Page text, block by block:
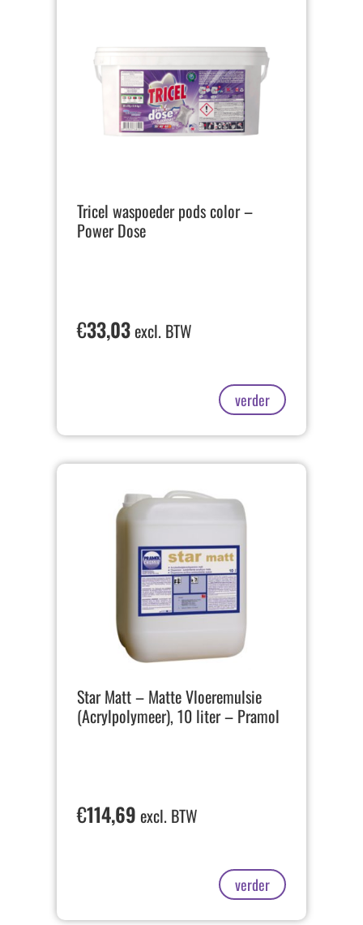
Tricel waspoeder pods color –
Power Dose
€33,03excl. BTW
verder
Star Matt – Matte Vloeremulsie
(Acrylpolymeer), 10 liter – Pramol
€114,69 excl. BTW
verder